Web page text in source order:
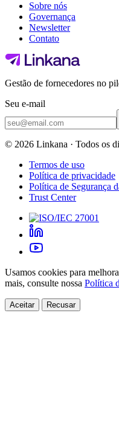
Sobre nós
Governança
Newsletter
Contato
Gestão de fornecedores no
Seu e-mail
© 2026 Linkana · Todos os
Termos de uso
Política de privacidade
Política de Segurança
Trust Center
Usamos cookies para
mais, consulte nossa Política
Aceitar Recusar